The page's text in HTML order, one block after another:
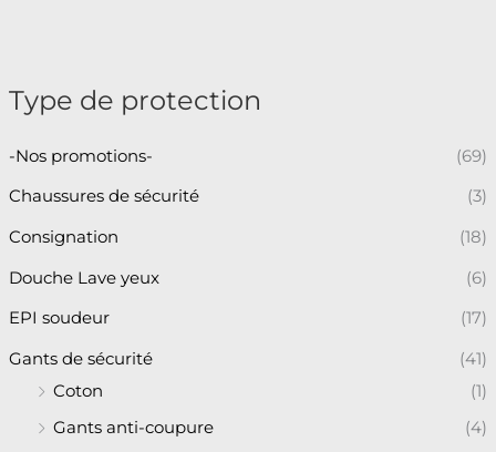
Type de protection
-Nos promotions- (69)
Chaussures de sécurité (3)
Consignation (18)
Douche Lave yeux (6)
EPI soudeur (17)
Gants de sécurité
(41)
Coton
(1)
Gants anti-coupure
(4)